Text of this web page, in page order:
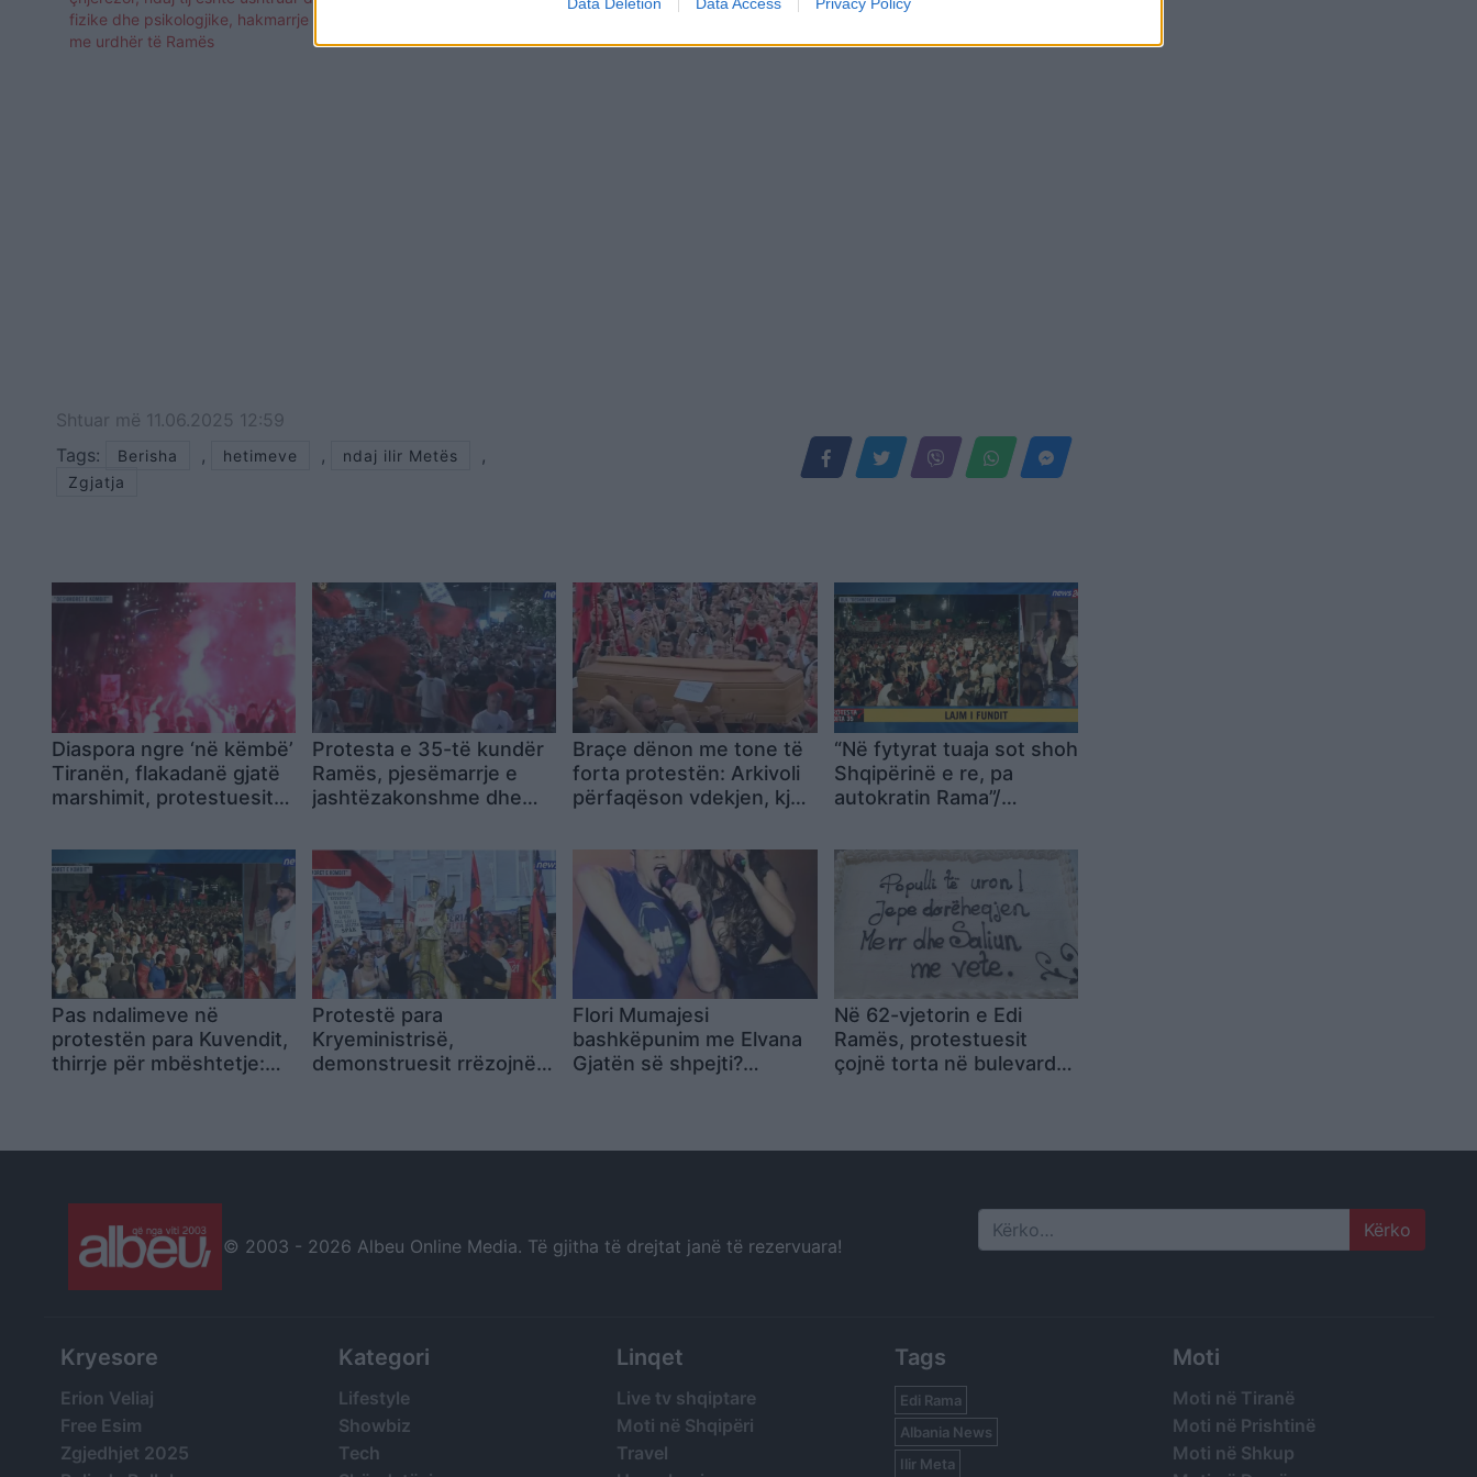
fizike dhe psikologjike, hakmarrje primitive
me urdhër të Ramës
Shtuar më 11.06.2025 12:59
Tags:
Berisha , hetimeve , ndaj ilir Metës ,
Zgjatja
Diaspora ngre ‘në këmbë’
Tiranën, flakadanë gjatë
marshimit, protestuesit
rrugët e kryeqytetit
Protesta e 35-të kundër
Ramës, pjesëmarrje e
jashtëzakonshme dhe
protestuesve
Braçe dënon me tone të
forta protestën: Arkivoli
përfaqëson vdekjen, kjo
“Në fytyrat tuaja sot shoh
Shqipërinë e re, pa
autokratin Rama”/
nënat tona të mos na
përcjellin më me lot. Ne
nuk ikim më, ikni ju
Pas ndalimeve në
protestën para Kuvendit,
thirrje për mbështetje:
Protestë para
Kryeministrisë,
demonstruesit rrëzojnë
Flori Mumajesi
bashkëpunim me Elvana
Gjatën së shpejti?
Në 62-vjetorin e Edi
Ramës, protestuesit
çojnë torta në bulevard
© 2003 - 2026 Albeu Online Media. Të gjitha të drejtat janë të rezervuara! Search
Kryesore
Erion Veliaj
Free Esim
Zgjedhjet 2025
Kategori
Lifestyle
Showbiz
Tech
Linqet
Live tv shqiptare
Moti në Shqipëri
Travel
Tags
Edi Rama
Albania News
Ilir Meta
Moti
Moti në Tiranë
Moti në Prishtinë
Moti në Shkup